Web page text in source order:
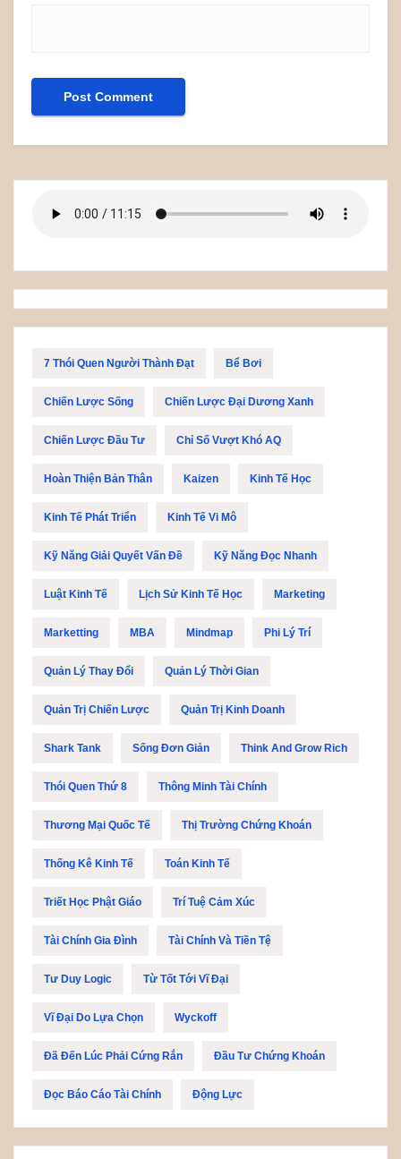
7 Thói Quen Người Thành Đạt Bể Bơi
Chiến Lược Sống Chiến Lược Đại Dương Xanh
Chiến Lược Đầu Tư Chỉ Số Vượt Khó AQ
Hoàn Thiện Bản Thân Kaizen Kinh Tế Học
Kinh Tế Phát Triển Kinh Tế Vi Mô
Kỹ Năng Giải Quyết Vấn Đề Kỹ Năng Đọc Nhanh
Luật Kinh Tế Lịch Sử Kinh Tế Học Marketing
Marketting MBA Mindmap Phi Lý Trí
Quản Lý Thay Đổi Quản Lý Thời Gian
Quản Trị Chiến Lược Quản Trị Kinh Doanh
Shark Tank Sống Đơn Giản Think And Grow Rich
Thói Quen Thứ 8 Thông Minh Tài Chính
Thương Mại Quốc Tế Thị Trường Chứng Khoán
Thống Kê Kinh Tế Toán Kinh Tế
Triết Học Phật Giáo Trí Tuệ Cảm Xúc
Tài Chính Gia Đình Tài Chính Và Tiền Tệ
Tư Duy Logic Từ Tốt Tới Vĩ Đại
Vĩ Đại Do Lựa Chọn Wyckoff
Đã Đến Lúc Phải Cứng Rắn Đầu Tư Chứng Khoán
Đọc Báo Cáo Tài Chính Động Lực